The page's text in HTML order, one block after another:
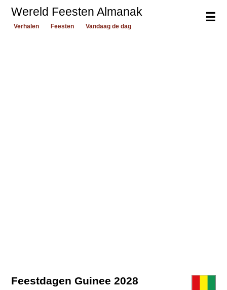
☰
Wereld Feesten Almanak
Verhalen Feesten Vandaag de dag
Feestdagen Guinee 2028